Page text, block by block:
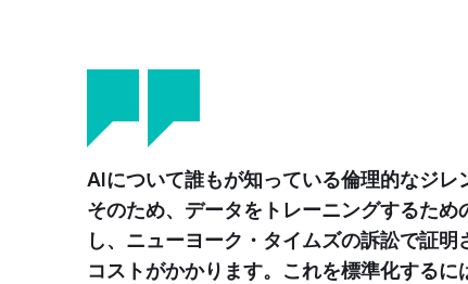
AIについて誰もが知っている倫理的なジレ
そのため、データをトレーニングするた
し、ニューヨーク・タイムズの訴訟で証
コストがかかります。これを標準化するに